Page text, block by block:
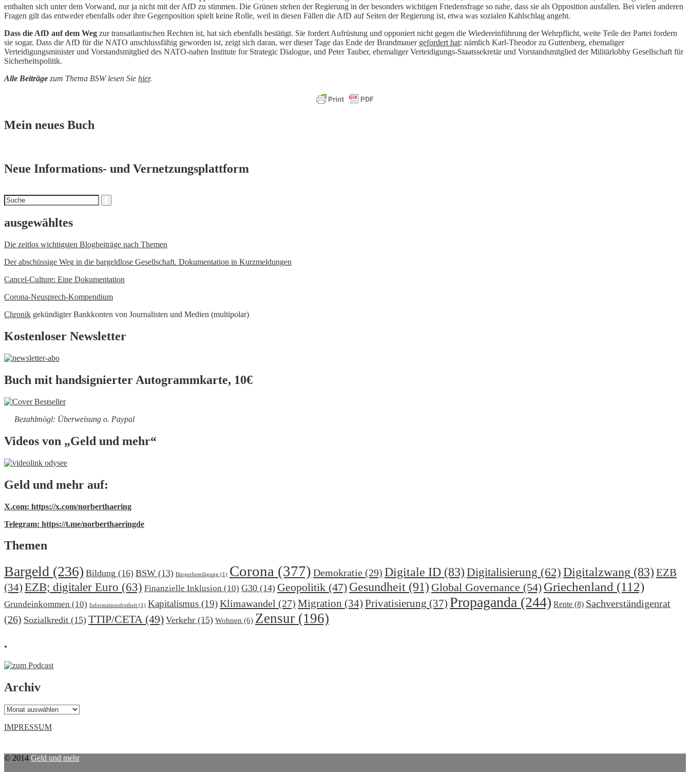
enthalten sich unter dem Vorwand, nur ja nicht mit der AfD zu stimmen. Die Grünen stehen der Regierung in der besonders wichtigen Friedensfrage so nahe, dass sie als Opposition ausfallen. Bei vielen anderen
Fragen gilt das entweder ebenfalls oder ihre Gegenposition spielt keine Rolle, weil in diesen Fällen die AfD auf Seiten der Regierung ist, etwa was sozialen Kahlschlag angeht.
Dass die AfD auf dem Weg zur transatlantischen Rechten ist, hat sich ebenfalls bestätigt. Sie fordert Aufrüstung und opponiert nicht gegen die Wiedereinführung der Wehrpflicht, weite Teile der Partei fordern
sie sogar. Dass die AfD für die NATO anschlussfähig geworden ist, zeigt sich daran, wer dieser Tage das Ende der Brandmauer gefordert hat: nämlich Karl-Theodor zu Guttenberg, ehemaliger
Verteidigungsminister und Vorstandsmitglied des NATO-nahen Institute for Strategic Dialogue, und Peter Tauber, ehemaliger Verteidigungs-Staatssekretär und Vorstandsmitglied der Militärlobby Gesellschaft für
Sicherheitspolitik.
Alle Beiträge zum Thema BSW lesen Sie hier.
Mein neues Buch
Neue Informations- und Vernetzungsplattform
Suchen
nach
ausgewähltes
Die zeitlos wichtigsten Blogbeiträge nach Themen
Der abschüssige Weg in die bargeldlose Gesellschaft. Dokumentation in Kurzmeldungen
Cancel-Culture: Eine Dokumentation
Corona-Neusprech-Kompendium
Chronik gekündigter Bankkonten von Journalisten und Medien (multipolar)
Kostenloser Newsletter
Buch mit handsignierter Autogrammkarte, 10€
Bezahlmögl: Überweisung o. Paypal
Videos von „Geld und mehr“
Geld und mehr auf:
X.com: https://x.com/norberthaering
Telegram: https://t.me/norberthaeringde
Themen
Bargeld (236) Bildung (16) BSW (13) Bürgerbeteiligung (1) Corona (377) Demokratie (29) Digitale ID (83) Digitalisierung (62) Digitalzwang (83) EZB
(34) EZB; digitaler Euro (63) Finanzielle Inklusion (10) G30 (14) Geopolitik (47) Gesundheit (91) Global Governance (54) Griechenland (112)
Grundeinkommen (10) Informationsfreiheit (1) Kapitalismus (19)Klimawandel (27) Migration (34) Privatisierung (37) Propaganda (244) Rente (8) Sachverständigenrat
(26) Sozialkredit (15) TTIP/CETA(49) Verkehr (15) Wohnen (6) Zensur (196)
.
Archiv
Archiv
IMPRESSUM
© 2014 Geld und mehr